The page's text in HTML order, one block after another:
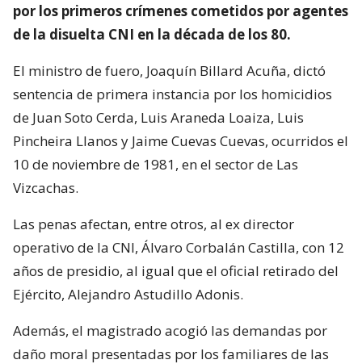
por los primeros crímenes cometidos por agentes
de la disuelta CNI en la década de los 80.
El ministro de fuero, Joaquín Billard Acuña, dictó
sentencia de primera instancia por los homicidios
de Juan Soto Cerda, Luis Araneda Loaiza, Luis
Pincheira Llanos y Jaime Cuevas Cuevas, ocurridos el
10 de noviembre de 1981, en el sector de Las
Vizcachas.
Las penas afectan, entre otros, al ex director
operativo de la CNI, Álvaro Corbalán Castilla, con 12
años de presidio, al igual que el oficial retirado del
Ejército, Alejandro Astudillo Adonis.
Además, el magistrado acogió las demandas por
daño moral presentadas por los familiares de las